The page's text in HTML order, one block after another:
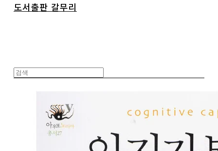
도서출판 갈무리